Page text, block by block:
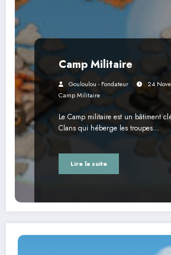
Camp Militaire
Gouloulou - Fondateur
24
Camp Militaire
Le Camp militaire est un bâtiment
Clans qui héberge les troupes…
Lire la suite